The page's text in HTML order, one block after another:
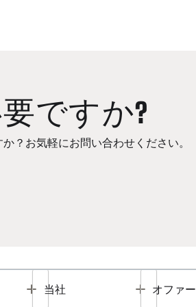
ですか?
？お気軽にお問い合わせください。
Toggle
当社 Toggle
オファー